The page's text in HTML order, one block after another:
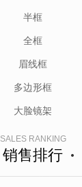
半框
全框
眉线框
多边形框
大脸镜架
SALES RANKING
销售排行